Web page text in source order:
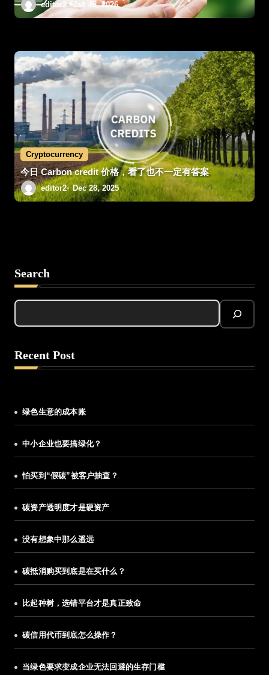
editor2 Jan 18, 2026
Cryptocurrency
今日 Carbon credit 价格，看了也不一定有答案
editor2 Dec 28, 2025
Search
Recent Post
绿色生意的成本账
中小企业也要搞绿化？
怕买到“假碳”被客户抽查？
碳资产透明度才是硬资产
没有想象中那么遥远
碳抵消购买到底是在买什么？
比起种树，选错平台才是真正致命
碳信用代币到底怎么操作？
当绿色要求变成企业无法回避的生存门槛